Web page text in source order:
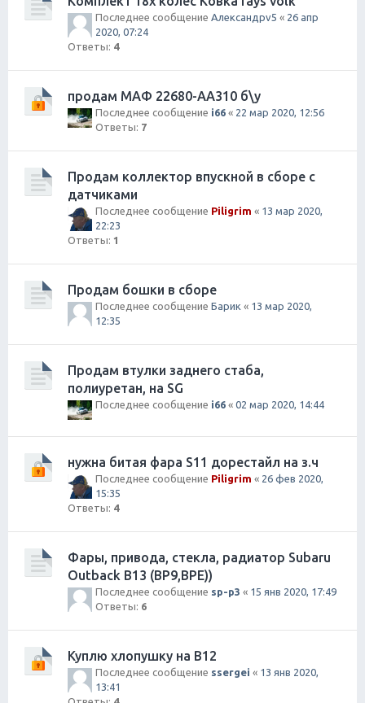
Последнее сообщение Александрv5 « 26 апр
2020, 07:24
Ответы: 4
продам МАФ 22680-AA310 б\у
Последнее сообщение i66 « 22 мар 2020, 12:56
Ответы: 7
Продам коллектор впускной в сборе с
датчиками
Последнее сообщение Piligrim « 13 мар 2020,
22:23
Ответы: 1
Продам бошки в сборе
Последнее сообщение Барик « 13 мар 2020,
12:35
Продам втулки заднего стаба,
полиуретан, на SG
Последнее сообщение i66 « 02 мар 2020, 14:44
нужна битая фара S11 дорестайл на з.ч
Последнее сообщение Piligrim « 26 фев 2020,
15:35
Ответы: 4
Фары, привода, стекла, радиатор Subaru
Outback B13 (BP9,BPE))
Последнее сообщение sp-p3 « 15 янв 2020, 17:49
Ответы: 6
Куплю хлопушку на В12
Последнее сообщение ssergei « 13 янв 2020,
13:41